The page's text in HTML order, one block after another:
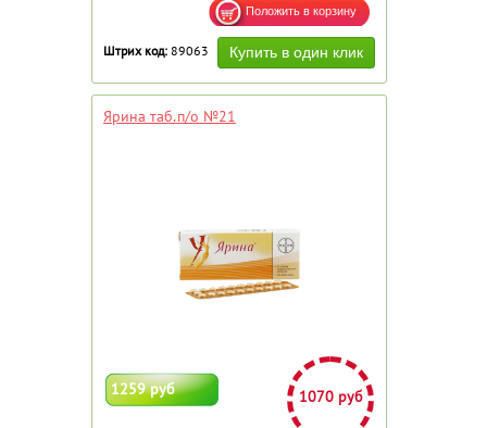
Штрих код: 89063
Ярина таб.п/о №21
1259 руб 1070 руб